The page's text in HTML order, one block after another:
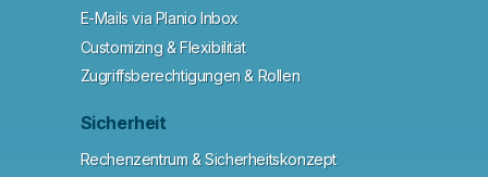
E-Mails via Planio Inbox
Customizing & Flexibilität
Zugriffsberechtigungen & Rollen
Sicherheit
Rechenzentrum & Sicherheitskonzept